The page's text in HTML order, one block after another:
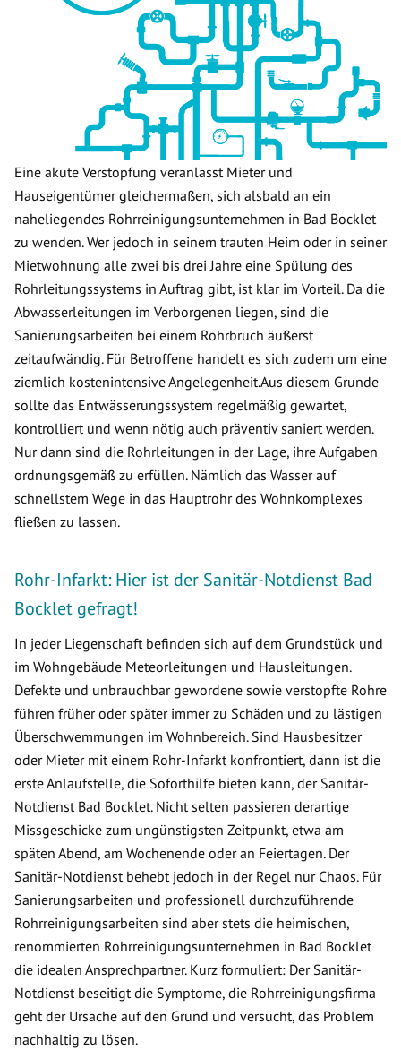
Eine akute Verstopfung veranlasst Mieter und
Hauseigentümer gleichermaßen, sich alsbald an ein
naheliegendes Rohrreinigungsunternehmen in Bad Bocklet
zu wenden. Wer jedoch in seinem trauten Heim oder in seiner
Mietwohnung alle zwei bis drei Jahre eine Spülung des
Rohrleitungssystems in Auftrag gibt, ist klar im Vorteil. Da die
Abwasserleitungen im Verborgenen liegen, sind die
Sanierungsarbeiten bei einem Rohrbruch äußerst
zeitaufwändig. Für Betroffene handelt es sich zudem um eine
ziemlich kostenintensive Angelegenheit.Aus diesem Grunde
sollte das Entwässerungssystem regelmäßig gewartet,
kontrolliert und wenn nötig auch präventiv saniert werden.
Nur dann sind die Rohrleitungen in der Lage, ihre Aufgaben
ordnungsgemäß zu erfüllen. Nämlich das Wasser auf
schnellstem Wege in das Hauptrohr des Wohnkomplexes
fließen zu lassen.
Rohr-Infarkt: Hier ist der Sanitär-Notdienst Bad
Bocklet gefragt!
In jeder Liegenschaft befinden sich auf dem Grundstück und
im Wohngebäude Meteorleitungen und Hausleitungen.
Defekte und unbrauchbar gewordene sowie verstopfte Rohre
führen früher oder später immer zu Schäden und zu lästigen
Überschwemmungen im Wohnbereich. Sind Hausbesitzer
oder Mieter mit einem Rohr-Infarkt konfrontiert, dann ist die
erste Anlaufstelle, die Soforthilfe bieten kann, der Sanitär-
Notdienst Bad Bocklet. Nicht selten passieren derartige
Missgeschicke zum ungünstigsten Zeitpunkt, etwa am
späten Abend, am Wochenende oder an Feiertagen. Der
Sanitär-Notdienst behebt jedoch in der Regel nur Chaos. Für
Sanierungsarbeiten und professionell durchzuführende
Rohrreinigungsarbeiten sind aber stets die heimischen,
renommierten Rohrreinigungsunternehmen in Bad Bocklet
die idealen Ansprechpartner. Kurz formuliert: Der Sanitär-
Notdienst beseitigt die Symptome, die Rohrreinigungsfirma
geht der Ursache auf den Grund und versucht, das Problem
nachhaltig zu lösen.